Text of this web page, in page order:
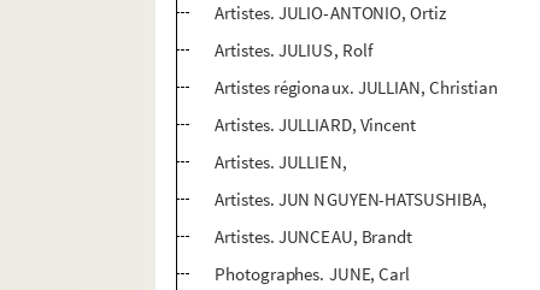
Artistes. JULIO-ANTONIO, Ortiz
Artistes. JULIUS, Rolf
Artistes régionaux. JULLIAN, Christian
Artistes. JULLIARD, Vincent
Artistes. JULLIEN,
Artistes. JUN NGUYEN-HATSUSHIBA,
Artistes. JUNCEAU, Brandt
Photographes. JUNE, Carl